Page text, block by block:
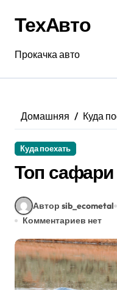
содержанию
ТехАвто
Прокачка авто
Домашняя Куда
Куда поехать
Топ
Автор sib_ecometal
Комментариев нет